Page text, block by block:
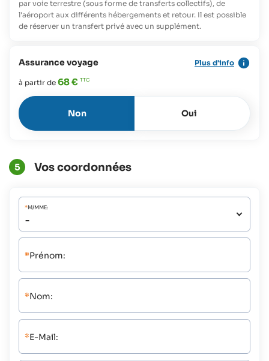
par voie terrestre (sous forme de transferts collectifs), de
l'aéroport aux différents hébergements et retour. Il est possible
de réserver un transfert privé avec un supplément.
Assurance voyage
à partir de 68 €
Plus d'info
Non Oui
5 Vos coordonnées
*M/MME:
*Prénom:
*Nom:
*E-Mail: